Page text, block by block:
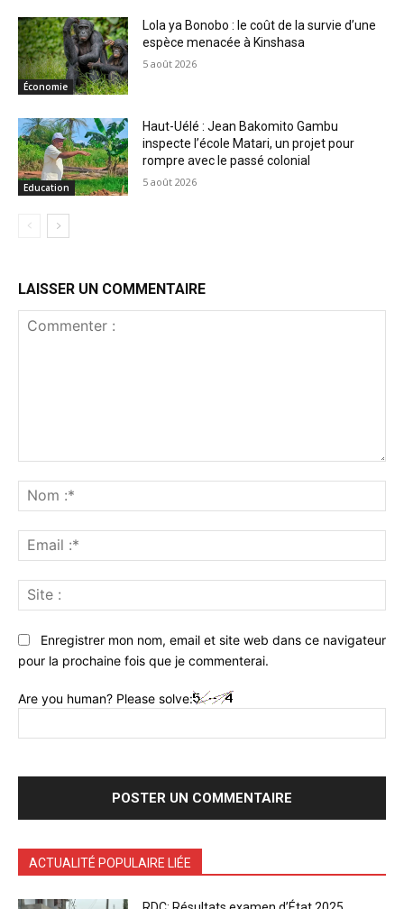
Économie
Lola ya Bonobo : le coût de la survie d’une
espèce menacée à Kinshasa
5 août 2026
Education
Haut-Uélé : Jean Bakomito Gambu
inspecte l’école Matari, un projet pour
rompre avec le passé colonial
5 août 2026
LAISSER UN COMMENTAIRE
:*
:*
:
Enregistrer mon nom, email et site web dans ce navigateur
pour la prochaine fois que je commenterai.
Are you human? Please solve:
ACTUALITÉ POPULAIRE LIÉE